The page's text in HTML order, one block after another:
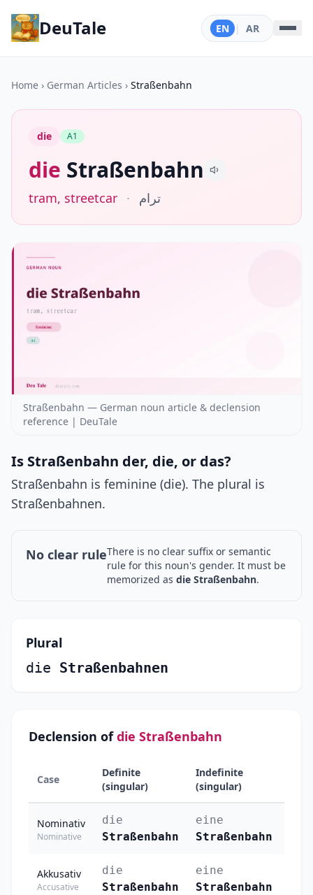
DeuTale EN | AR
Home › German Articles › Straßenbahn
die A1
die Straßenbahn
tram, streetcar · ترام
Straßenbahn — German noun article & declension
reference | DeuTale
Is Straßenbahn der, die, or das?
Straßenbahn is feminine (die). The plural is
Straßenbahnen.
No clear ruleThere is no clear suffix or semantic
rule for this noun's gender. It must be
memorized as die Straßenbahn.
Plural
die Straßenbahnen
Declension ofdie Straßenbahn
Case
Definite
(singular)
Indefinite
(singular)
Nominativ
Nominative
die
Straßenbahn
eine
Straßenbahn
Akkusativ
Accusative
die
Straßenbahn
eine
Straßenbahn